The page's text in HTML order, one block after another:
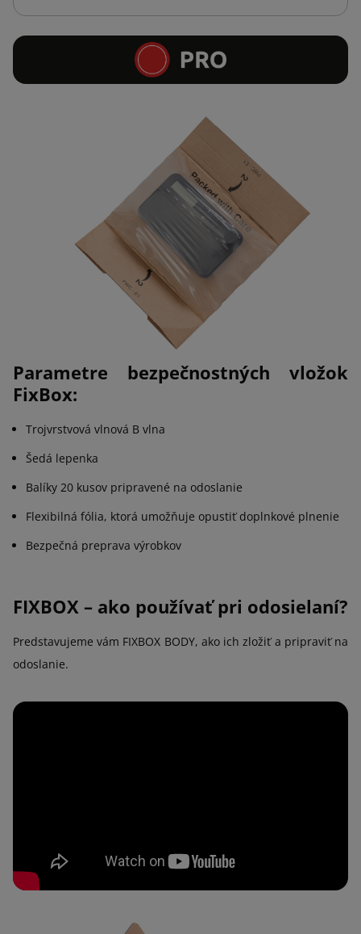
Parametre bezpečnostných vložok
FixBox:
Trojvrstvová vlnová B vlna
Šedá lepenka
Balíky 20 kusov pripravené na odoslanie
Flexibilná fólia, ktorá umožňuje opustiť doplnkové plnenie
Bezpečná preprava výrobkov
FIXBOX – ako používať pri odosielaní?
Predstavujeme vám FIXBOX BODY, ako ich zložiť a pripraviť na
odoslanie.